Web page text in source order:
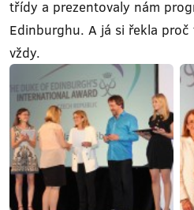
třídy a prezentovaly nám
Edinburghu. A já si řekla
vždy.